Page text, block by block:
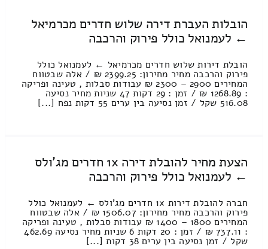
הובלות העברת דירה שלוש חדרים מכרמיאל
← לעמנואל כולל פירוק והרכבה
הובלת דירות שלוש חדרים מכרמיאל ← לעמנואל כולל
פירוק והרכבה מחיר מחירון: 2399.25 ₪ / אלה שבטווח
המחירים 2900 – 2300 ₪ עבודות סבלות , טעינה ופריקה
: 1268.89 ₪ / זמן : 29 דקות 47 שניות מחיר נסיעה
516.08 שקל / זמן נסיעה בין ערים 55 דקות נפח [...]
הצעת מחיר להובלת דירה 1x חדרים מג'ולס
← לעמנואל כולל פירוק והרכבה
חברה להובלת דירות 1x חדרים מג'ולס ← לעמנואל כולל
פירוק והרכבה מחיר מחירון: 1506.07 ₪ / אלה שבטווח
המחירים 1800 – 1400 ₪ עבודות סבלות , טעינה ופריקה
: 737.11 ₪ / זמן : 20 דקות 6 שניות מחיר נסיעה 462.69
שקל / זמן נסיעה בין ערים 38 דקות [...]